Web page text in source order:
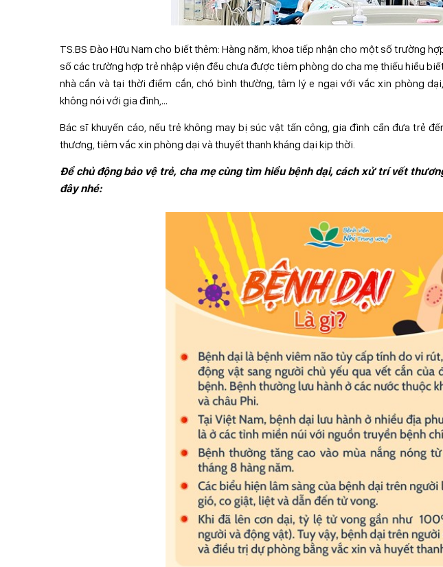
TS.BS Đào Hữu Nam cho biết thêm: Hàng năm, khoa tiếp nhận cho một số trường
số các trường hợp trẻ nhập viện đều chưa được tiêm phòng do cha mẹ thiếu hiểu
nhà cắn và tại thời điểm cắn, chó bình thường, tâm lý e ngại với vắc xin phòng
không nói với gia đình,…
Bác sĩ khuyến cáo, nếu trẻ không may bị súc vật tấn công, gia đình cần đưa trẻ
thương, tiêm vắc xin phòng dại và thuyết thanh kháng dại kịp thời.
Đểchủ động bảo vệ trẻ, chamẹ cùng tìm hiểu bệnhdại,cách xử trí vết
đây nhé: